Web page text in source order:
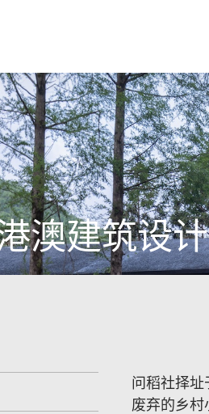
澳建筑设
问稻社择
废弃的乡